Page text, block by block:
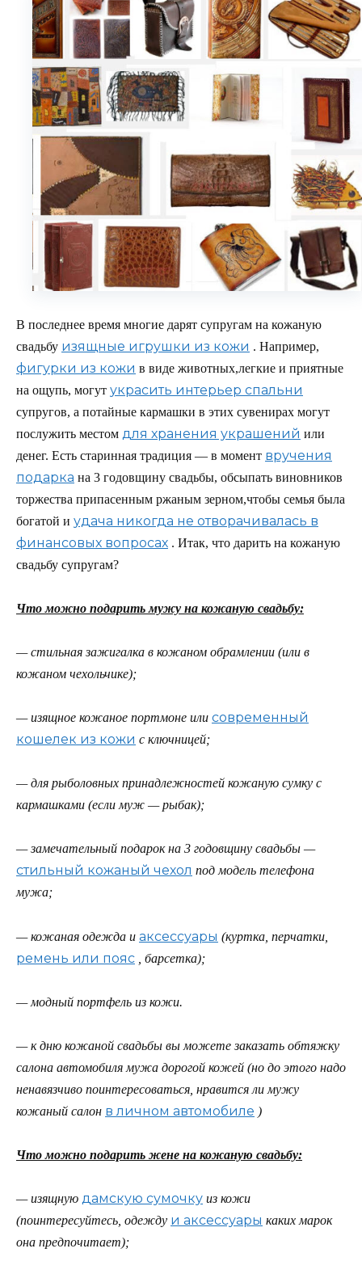
В последнее время многие дарят супругам на кожаную
свадьбу изящные игрушки из кожи . Например,
фигурки из кожи в виде животных,легкие и приятные
на ощупь, могут украсить интерьер спальни
супругов, а потайные кармашки в этих сувенирах могут
послужить местом для хранения украшений или
денег. Есть старинная традиция — в момент вручения
подарка на 3 годовщину свадьбы, обсыпать виновников
торжества припасенным ржаным зерном,чтобы семья была
богатой и удача никогда не отворачивалась в
финансовых вопросах . Итак, что дарить на кожаную
свадьбу супругам?
Что можно подарить мужу на кожаную свадьбу:
— стильная зажигалка в кожаном обрамлении (или в
кожаном чехольчике);
— изящное кожаное портмоне или современный
кошелек из кожи с ключницей;
— для рыболовных принадлежностей кожаную сумку с
кармашками (если муж — рыбак);
— замечательный подарок на 3 годовщину свадьбы —
стильный кожаный чехол под модель телефона
мужа;
— кожаная одежда и аксессуары (куртка, перчатки,
ремень или пояс , барсетка);
— модный портфель из кожи.
— к дню кожаной свадьбы вы можете заказать обтяжку
салона автомобиля мужа дорогой кожей (но до этого надо
ненавязчиво поинтересоваться, нравится ли мужу
кожаный салон в личном автомобиле )
Что можно подарить жене на кожаную свадьбу:
— изящную дамскую сумочку из кожи
(поинтересуйтесь, одежду и аксессуары каких марок
она предпочитает);